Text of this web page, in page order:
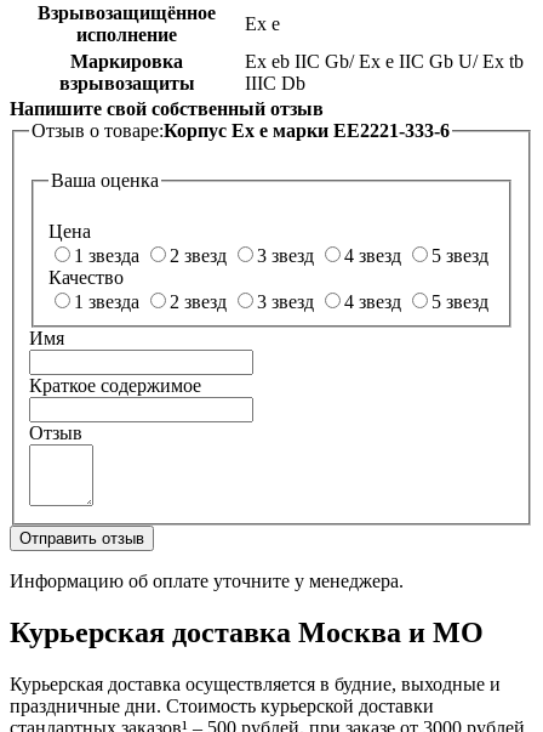
Взрывозащищённое
исполнение
Ex е
Маркировка
взрывозащиты
Ex eb IIC Gb/ Ex e IIC Gb U/ Ex tb
IIIC Db
Напишите свой собственный отзыв
Отзыв о товаре:Корпус Ех е марки ЕЕ2221-333-6
Ваша оценка
Цена
1 звезда
2 звезд 3 звезд 4 звезд
5 звезд
Качество
1 звезда
2 звезд 3 звезд 4 звезд
5 звезд
Имя
Краткое содержимое
Отзыв
Отправить отзыв
Информацию об оплате уточните у менеджера.
Курьерская доставка Москва и МО
Курьерская доставка осуществляется в будние, выходные и
праздничные дни. Стоимость курьерской доставки
стандартных заказов¹ – 500 рублей, при заказе от 3000 рублей